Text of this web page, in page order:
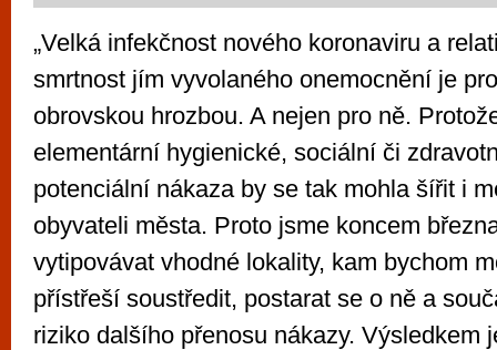
„Velká infekčnost nového koronaviru a
smrtnost jím vyvolaného onemocnění je
obrovskou hrozbou. A nejen pro ně.
elementární hygienické, sociální či
potenciální nákaza by se tak mohla šířit i
obyvateli města. Proto jsme koncem
vytipovávat vhodné lokality, kam bychom
přístřeší soustředit, postarat se o ně a
riziko dalšího přenosu nákazy. Výsledkem